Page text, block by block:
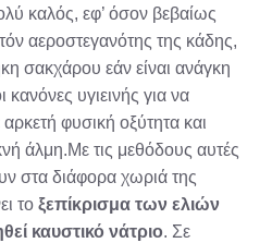
καλός, εφ’ όσον βεβαίως
αεροστεγανότης της κάδης,
σακχάρου εάν είναι ανάγκη
υγιεινής για να
φυσική οξύτητα και
άλμη.Με τις μεθόδους αυτές
στα διάφορα χωριά της
το ξεπίκρισμα των ελιών
καυστικό νάτριο. Σε